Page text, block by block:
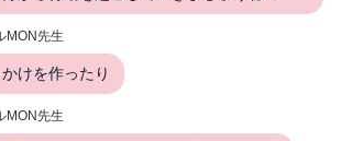
MON先生
けを作ったり
MON先生